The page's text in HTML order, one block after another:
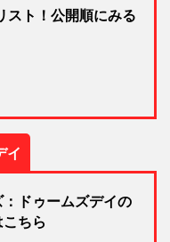
スト！公開順にみる
イ
ドゥームズデイの
ちら